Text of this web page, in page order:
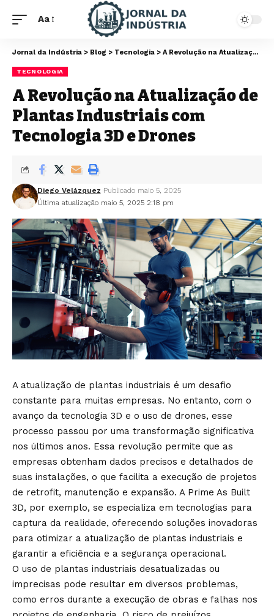
Aa
Jornal da Indústria > Blog > Tecnologia > A Revolução na Atualização de Plantas Industriais com Tecnologia 3D e Drones
TECNOLOGIA
A Revolução na Atualização de
Plantas Industriais com
Tecnologia 3D e Drones
Última atualização maio 5, 2025 2:18 pm
Diego Velázquez Publicado maio 5, 2025
A atualização de plantas industriais é um desafio
constante para muitas empresas. No entanto, com o
avanço da tecnologia 3D e o uso de drones, esse
processo passou por uma transformação significativa
nos últimos anos. Essa revolução permite que as
empresas obtenham dados precisos e detalhados de
suas instalações, o que facilita a execução de projetos
de retrofit, manutenção e expansão. A Prime As Built
3D, por exemplo, se especializa em tecnologias para
captura da realidade, oferecendo soluções inovadoras
para otimizar a atualização de plantas industriais e
garantir a eficiência e a segurança operacional.
O uso de plantas industriais desatualizadas ou
imprecisas pode resultar em diversos problemas,
como erros durante a execução de obras e falhas nos